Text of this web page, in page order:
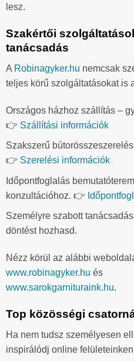
lesz.
Szakértői
tanácsadás
A Robinagyker.hu nemcsak
teljes körű szolgáltatásokat is
Országos házhoz szállítás –
👉 Szállítási információk
Szakszerű
👉 Szerelési információk
Időpontfoglalás
konzultációhoz. 👉
Személyre szabott
döntést hozhasd.
Nézz körül az alábbi
www.robinagyker.hu és
www.sarokgarnituraink.hu.
Top közösségi
Ha nem tudsz személyesen
inspirálódj online